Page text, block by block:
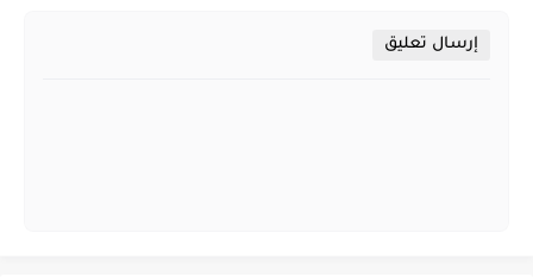
إرسال تعليق